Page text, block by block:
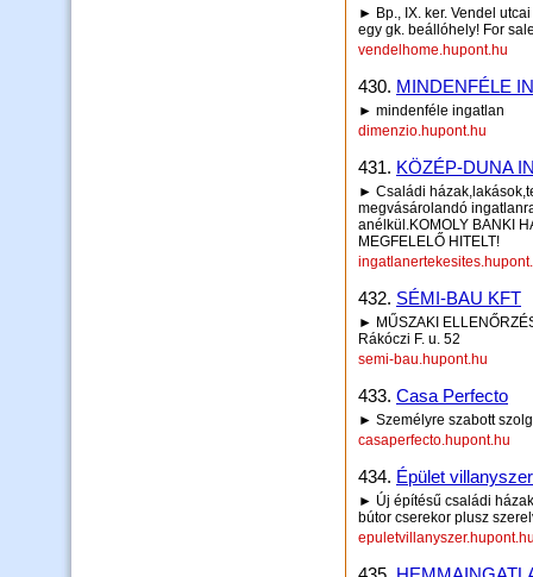
► Bp., IX. ker. Vendel
egy gk. beállóhely! For
vendelhome.hupont.hu
430. MINDENFÉLE
► mindenféle ingatlan
dimenzio.hupont.hu
431. KÖZÉP-DUNA
► Családi
megvásárolandó
anélkül.KOMOLY BANKI
MEGFELELŐ HITELT!
432. SÉMI-BAU KFT
► MŰSZAKI
Rákóczi F. u. 52
semi-bau.hupont.hu
433. Casa Perfecto
► Személyre szabott
casaperfecto.hupont.hu
434. Épület
► Új építésű családi
bútor cserekor plusz